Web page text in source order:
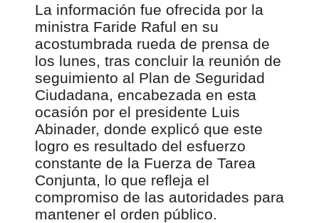
La información fue ofrecida por la
ministra Faride Raful en su
acostumbrada rueda de prensa de
los lunes, tras concluir la reunión de
seguimiento al Plan de Seguridad
Ciudadana, encabezada en esta
ocasión por el presidente Luis
Abinader, donde explicó que este
logro es resultado del esfuerzo
constante de la Fuerza de Tarea
Conjunta, lo que refleja el
compromiso de las autoridades para
mantener el orden público.